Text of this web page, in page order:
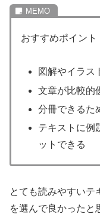
おすすめポイント
図解やイラス
文章が比較的
分冊できるた
テキストに例
ットできる
とても読みやすいテ
を選んで良かったと